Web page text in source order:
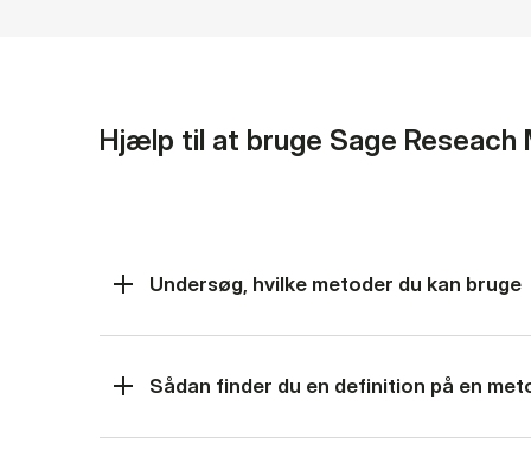
Hjælp til at bruge Sage Reseach
Undersøg, hvilke metoder du kan bruge
Sådan finder du en definition på en